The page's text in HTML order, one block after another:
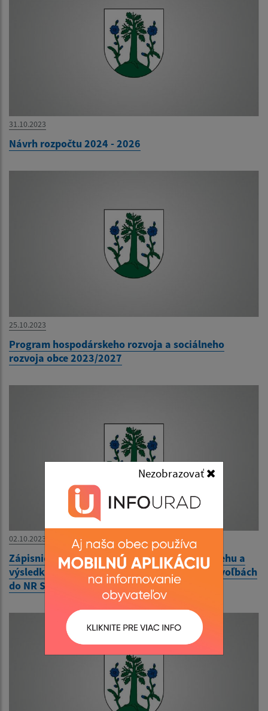
Nezobrazovať
31.10.2023
Návrh rozpočtu 2024 - 2026
25.10.2023
Program hospodárskeho rozvoja a sociálneho
rozvoja obce 2023/2027
02.10.2023
Zápisnica okrskovej volebnej komisie o priebehu a
výsledku hlasovania vo volebnom okrsku vo voľbách
do NR SR 30.9.2023